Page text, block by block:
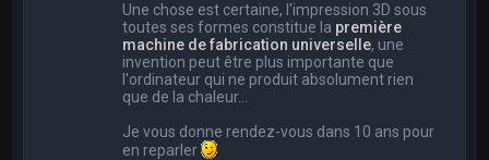
Une chose est certaine, l'impression 3D sous
toutes ses formes constitue la première
machine de fabrication universelle, une
invention peut être plus importante que
l'ordinateur qui ne produit absolument rien
que de la chaleur...
Je vous donne rendez-vous dans 10 ans pour
en reparler